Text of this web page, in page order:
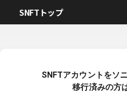
SNFTトップ
SNFTアカウントをソ
移行済みの方